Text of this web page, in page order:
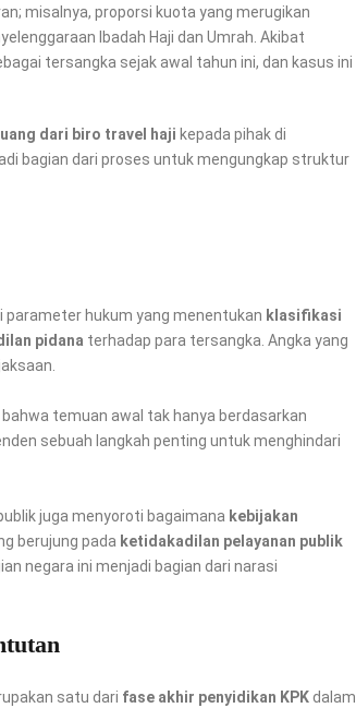
misalnya, proporsi kuota yang merugikan
Ibadah Haji dan Umrah. Akibat
tersangka sejak awal tahun ini, dan kasus ini
dari biro travel haji kepada pihak di
bagian dari proses untuk mengungkap struktur
hukum yang menentukan klasifikasi
pidana terhadap para tersangka. Angka yang
temuan awal tak hanya berdasarkan
sebuah langkah penting untuk menghindari
juga menyoroti bagaimana kebijakan
berujung pada ketidakadilan pelayanan publik
negara ini menjadi bagian dari narasi
satu dari fase akhir penyidikan KPK dalam